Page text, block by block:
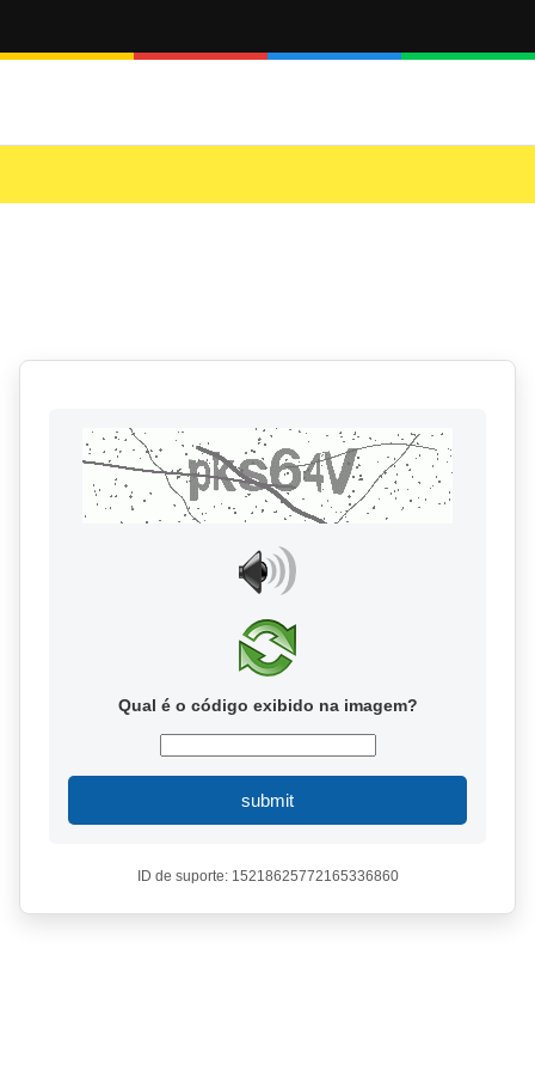
Qual é o código exibido na imagem?
submit
ID de suporte: 15218625772165336860